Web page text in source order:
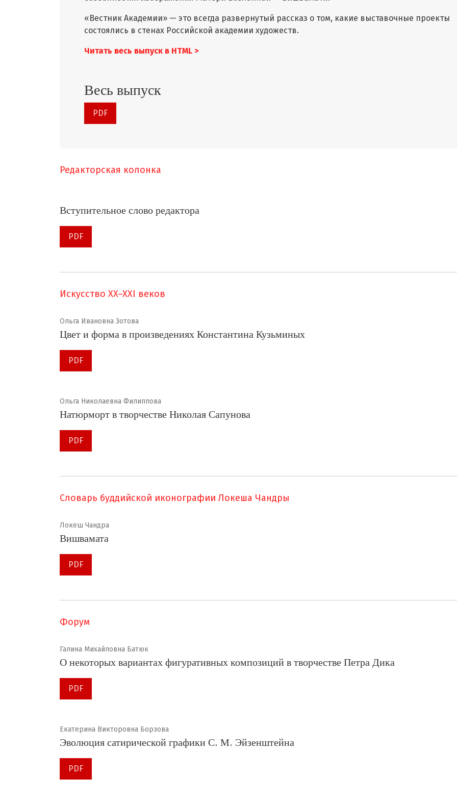
«Вестник Академии» — это всегда развернутый рассказ о том, какие выставочные проекты
состоялись в стенах Российской академии художеств.
Читать весь выпуск в HTML >
Весь выпуск
PDF
Редакторская колонка
Вступительное слово редактора
PDF
Искусство XX–XXI веков
Ольга Ивановна Зотова
Цвет и форма в произведениях Константина Кузьминых
PDF
Ольга Николаевна Филиппова
Натюрморт в творчестве Николая Сапунова
PDF
Словарь буддийской иконографии Локеша Чандры
Локеш Чандра
Вишвамата
PDF
Форум
Галина Михайловна Батюк
О некоторых вариантах фигуративных композиций в творчестве Петра Дика
PDF
Екатерина Викторовна Борзова
Эволюция сатирической графики С. М. Эйзенштейна
PDF